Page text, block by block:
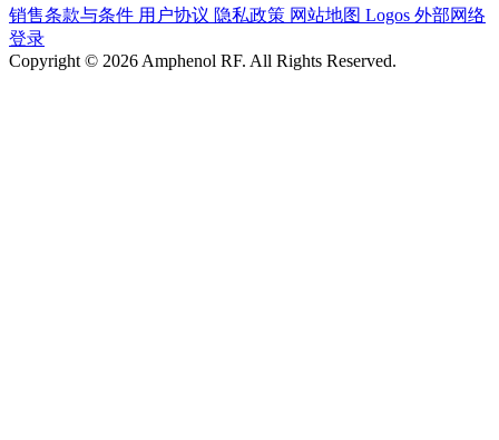
销售条款与条件 用户协议 隐私政策 网站地图 Logos 外部网络
登录
Copyright © 2026 Amphenol RF. All Rights Reserved.